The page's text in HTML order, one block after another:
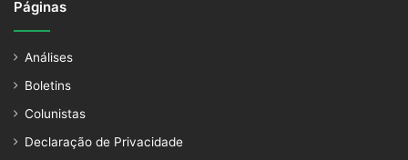
Páginas
Análises
Boletins
Colunistas
Declaração de Privacidade